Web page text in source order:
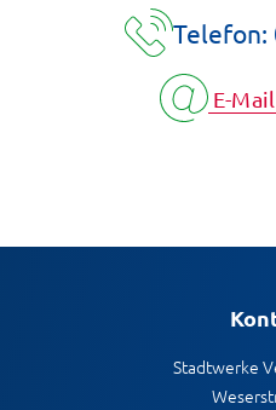
Telefon:
E-
Stadtwerke